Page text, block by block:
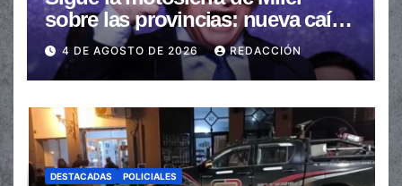
sobre las provincias: nueva caída
de las transferencias no
automáticas
4 DE AGOSTO DE 2026 REDACCIÓN
DESTACADAS POLICIALES